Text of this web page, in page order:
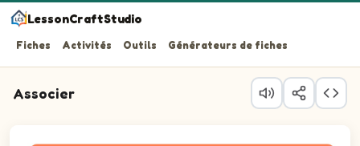
LessonCraftStudio
Fiches Activités Outils Générateurs de fiches
Associer